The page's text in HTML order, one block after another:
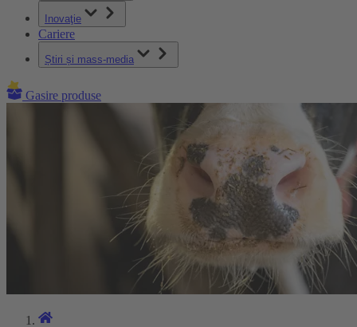
Inovaţie
Cariere
Știri și mass-media
Gasire produse